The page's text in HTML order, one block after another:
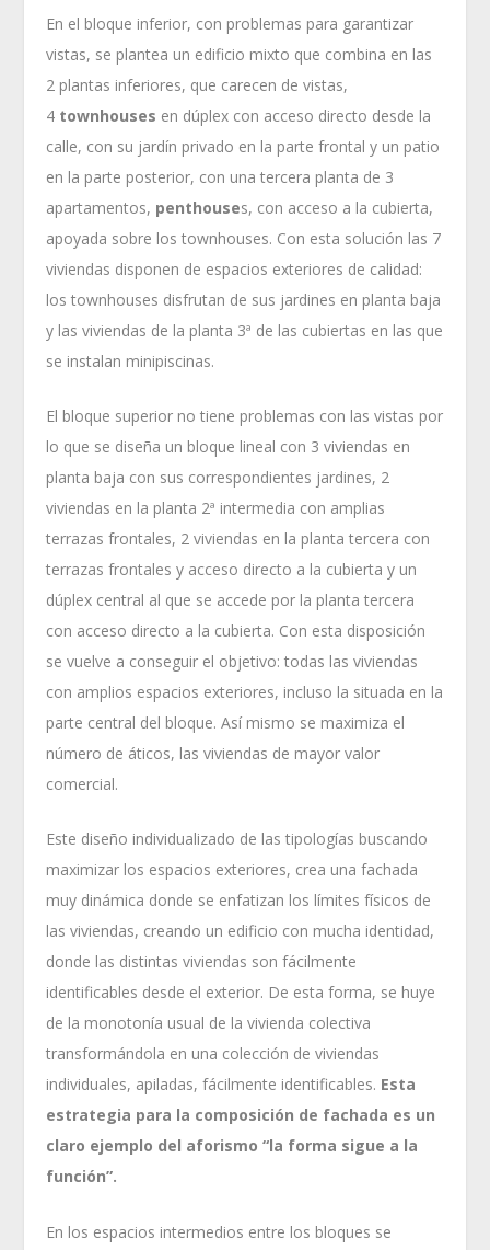
En el bloque inferior, con problemas para garantizar
vistas, se plantea un edificio mixto que combina en las
2 plantas inferiores, que carecen de vistas,
4 townhouses en dúplex con acceso directo desde la
calle, con su jardín privado en la parte frontal y un patio
en la parte posterior, con una tercera planta de 3
apartamentos, penthouses, con acceso a la cubierta,
apoyada sobre los townhouses. Con esta solución las 7
viviendas disponen de espacios exteriores de calidad:
los townhouses disfrutan de sus jardines en planta baja
y las viviendas de la planta 3ª de las cubiertas en las que
se instalan minipiscinas.
El bloque superior no tiene problemas con las vistas por
lo que se diseña un bloque lineal con 3 viviendas en
planta baja con sus correspondientes jardines, 2
viviendas en la planta 2ª intermedia con amplias
terrazas frontales, 2 viviendas en la planta tercera con
terrazas frontales y acceso directo a la cubierta y un
dúplex central al que se accede por la planta tercera
con acceso directo a la cubierta. Con esta disposición
se vuelve a conseguir el objetivo: todas las viviendas
con amplios espacios exteriores, incluso la situada en la
parte central del bloque. Así mismo se maximiza el
número de áticos, las viviendas de mayor valor
comercial.
Este diseño individualizado de las tipologías buscando
maximizar los espacios exteriores, crea una fachada
muy dinámica donde se enfatizan los límites físicos de
las viviendas, creando un edificio con mucha identidad,
donde las distintas viviendas son fácilmente
identificables desde el exterior. De esta forma, se huye
de la monotonía usual de la vivienda colectiva
transformándola en una colección de viviendas
individuales, apiladas, fácilmente identificables. Esta
estrategia para la composición de fachada es un
claro ejemplo del aforismo “la forma sigue a la
función”.
En los espacios intermedios entre los bloques se